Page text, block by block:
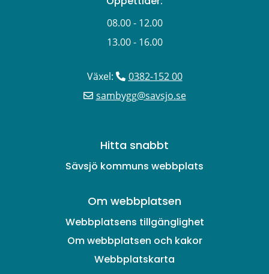
08.00 - 12.00
13.00 - 16.00
Växel:
0382-152 00
sambygg@savsjo.se
Hitta snabbt
Sävsjö kommuns webbplats
Om webbplatsen
Webbplatsens tillgänglighet
Om webbplatsen och kakor
Webbplatskarta